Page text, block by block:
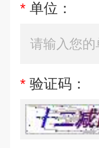
* 单位：
* 验证码：